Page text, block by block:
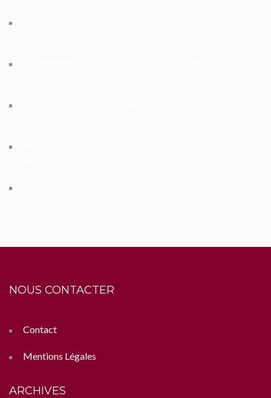
NOUS CONTACTER
Contact
Mentions Légales
ARCHIVES